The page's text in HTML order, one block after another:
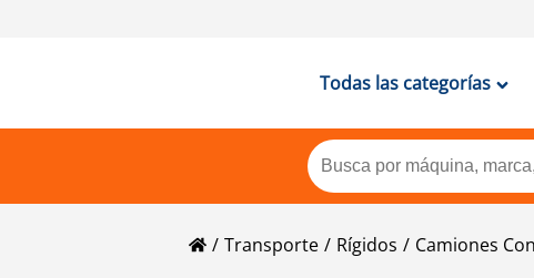
Todas las categorías
Transporte Rígidos Camiones